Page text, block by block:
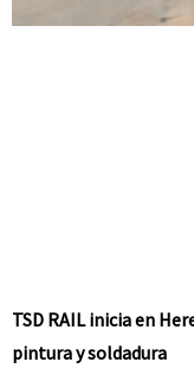
TSD RAIL inicia en
pintura y soldadura